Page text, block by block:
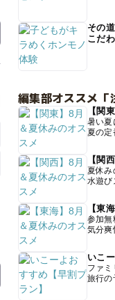
その
こだ
編集部オススメ「
【関
暑い夏
夏の定
【関
夏休み
水遊び
【東
参加無
気分爽
いこ
ファミ
旅行の